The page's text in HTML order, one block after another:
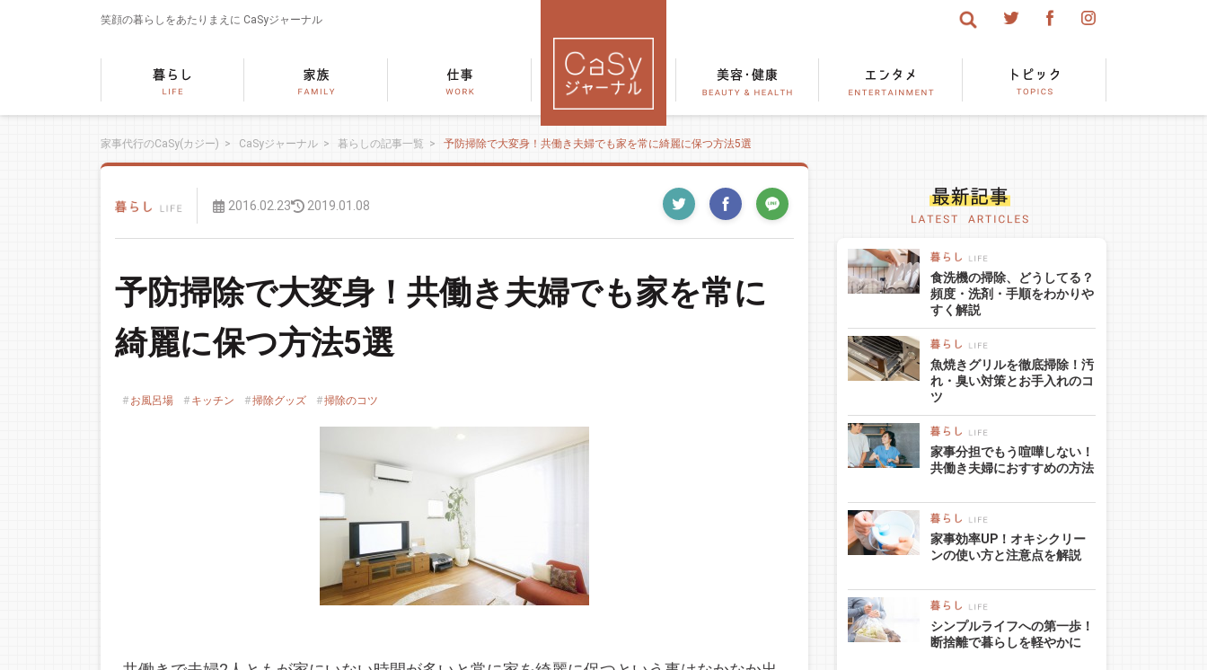
笑顔の暮らしをあたりまえに CaSyジャーナル
家事代行のCaSy(カジー) > CaSyジャーナル > 暮らしの記事一覧 > 予防掃除で大変身！共働き夫婦でも家を常に綺麗に保つ方法5選
2016.02.23 2019.01.08
予防掃除で大変身！共働き夫婦でも家を常に
綺麗に保つ方法5選
お風呂場 キッチン 掃除グッズ 掃除のコツ
食洗機の掃除、どうしてる？
頻度・洗剤・手順をわかりや
すく解説
魚焼きグリルを徹底掃除！汚
れ・臭い対策とお手入れのコ
ツ
家事分担でもう喧嘩しない！
共働き夫婦におすすめの方法
家事効率UP！オキシクリー
ンの使い方と注意点を解説
シンプルライフへの第一歩！
断捨離で暮らしを軽やかに